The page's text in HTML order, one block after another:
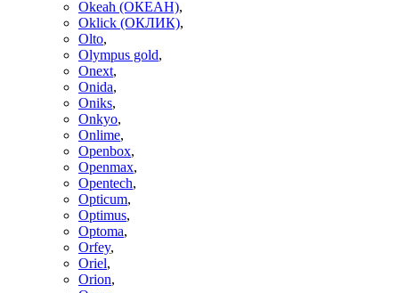
Okeah (ОКЕАН),
Oklick (ОКЛИК),
Olto,
Olympus gold,
Onext,
Onida,
Oniks,
Onkyo,
Onlime,
Openbox,
Openmax,
Opentech,
Opticum,
Optimus,
Optoma,
Orfey,
Oriel,
Orion,